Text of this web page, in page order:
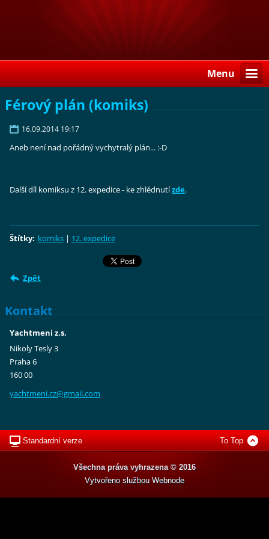
Menu
Férový plán (komiks)
16.09.2014 19:17
Aneb není nad pořádný vychytralý plán... :-D
Další díl komiksu z 12. expedice - ke zhlédnutízde.
Štítky: komiks | 12. expedice
Zpět
Kontakt
Yachtmeni z.s.
Nikoly Tesly 3
Praha 6
160 00
yachtmeni.cz@gmail.com
Standardní verze To Top
Všechna práva vyhrazena © 2016
Vytvořeno službou Webnode